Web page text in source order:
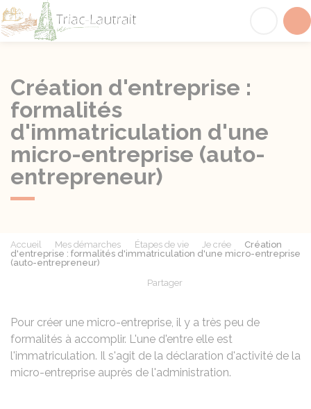
Création d'entreprise :
formalités
d'immatriculation d'une
micro-entreprise (auto-
entrepreneur)
Accueil Mes démarches Étapes de vie Je crée
Création
d'entreprise : formalités d'immatriculation d'une micro-entreprise
(auto-entrepreneur)
Partager
Pour créer une micro-entreprise, il y a très peu de
formalités à accomplir. L'une d'entre elle est
l'immatriculation. Il s'agit de la déclaration d'activité de la
micro-entreprise auprès de l'administration.